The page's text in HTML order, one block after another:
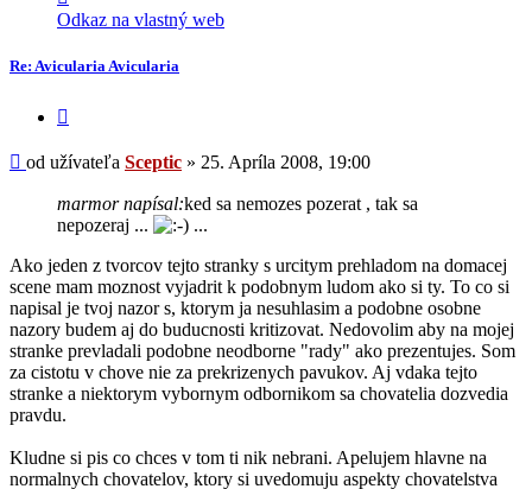
informácie
užívateľa
-
Sceptic
Odkaz na vlastný web
Re: Avicularia Avicularia
Príspevok
od užívateľa Sceptic » 25. Apríla 2008, 19:00
marmor napísal:ked sa nemozes pozerat , tak sa
nepozeraj ...
...
Ako jeden z tvorcov tejto stranky s urcitym prehladom na domacej
scene mam moznost vyjadrit k podobnym ludom ako si ty. To co si
napisal je tvoj nazor s, ktorym ja nesuhlasim a podobne osobne
nazory budem aj do buducnosti kritizovat. Nedovolim aby na mojej
stranke prevladali podobne neodborne "rady" ako prezentujes. Som
za cistotu v chove nie za prekrizenych pavukov. Aj vdaka tejto
stranke a niektorym vybornym odbornikom sa chovatelia dozvedia
pravdu.
Kludne si pis co chces v tom ti nik nebrani. Apelujem hlavne na
normalnych chovatelov, ktory si uvedomuju aspekty chovatelstva